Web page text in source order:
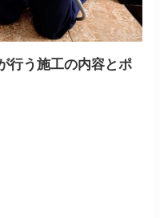
行う施工の内容とポ